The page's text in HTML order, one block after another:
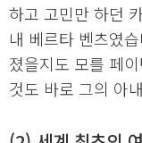
하고 고민만 하던
내 베르타 벤츠였
졌을지도 모를 페
것도 바로 그의 아